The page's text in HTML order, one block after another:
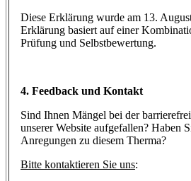
Diese Erklärung wurde am 13.
Erklärung basiert auf einer
Prüfung und Selbstbewertung.
4. Feedback und Kontakt
Sind Ihnen Mängel bei der
unserer Website aufgefallen? Haben
Anregungen zu diesem Therma?
Bitte kontaktieren Sie uns: